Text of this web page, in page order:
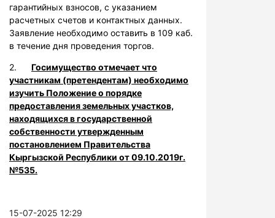
гарантийных взносов, с указанием
расчетных счетов и контактных данных.
Заявление необходимо оставить в 109 каб.
в течение дня проведения торгов.
2. Госимущество отмечает что
участникам (претендентам) необходимо
изучить Положение о порядке
предоставления земельных участков,
находящихся в государственной
собственности утвержденным
постановлением Правительства
Кыргызской Республики от 09.10.2019г.
№535.
15-07-2025 12:29